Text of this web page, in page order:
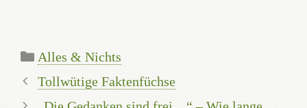
Kategorien
Alles & Nichts
Tollwütige Faktenfüchse